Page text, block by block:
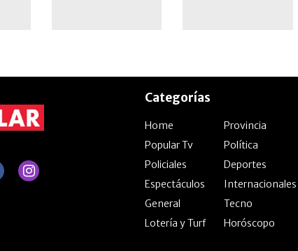
Categorías
Home
Provincia
Popular Tv
Política
Policiales
Deportes
Espectáculos
Internacionales
General
Tecno
Lotería y Turf
Horóscopo